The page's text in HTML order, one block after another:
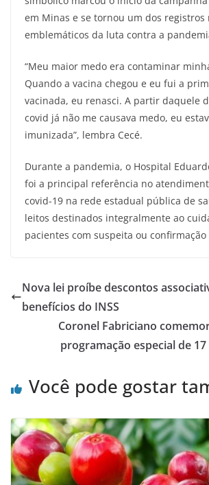
em Minas e se tornou um dos registros
emblemáticos da luta contra a
“Meu maior medo era contaminar
Quando a vacina chegou e eu fui a
vacinada, eu renasci. A partir daquele
covid já não me causava medo, eu
imunizada”, lembra Cecé.
Durante a pandemia, o Hospital
foi a principal referência no
covid-19 na rede estadual pública de
leitos destinados integralmente ao
pacientes com suspeita ou confirmação
Nova lei proíbe descontos
benefícios do INSS
Coronel Fabriciano
programação especial de
Você pode gostar